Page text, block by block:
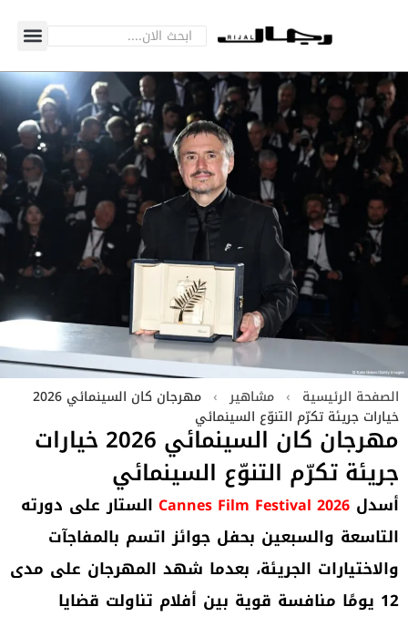
الصفحة الرئيسية › مشاهير ›
مهرجان كان السينمائي 2026
خيارات جريئة تكرّم التنوّع السينمائي
مهرجان كان السينمائي 2026 خيارات
جريئة تكرّم التنوّع السينمائي
أسدل Cannes Film Festival 2026 الستار على دورته
التاسعة والسبعين بحفل جوائز اتسم بالمفاجآت
والاختيارات الجريئة، بعدما شهد المهرجان على مدى
12 يومًا منافسة قوية بين أفلام تناولت قضايا